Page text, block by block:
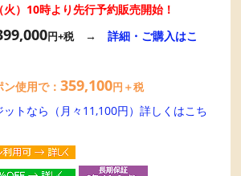
）10時より先行予約販売開始！
円+税→詳細・ご購入はこ
使用で：359,100円＋税
トなら（月々11,100円）詳しくはこち